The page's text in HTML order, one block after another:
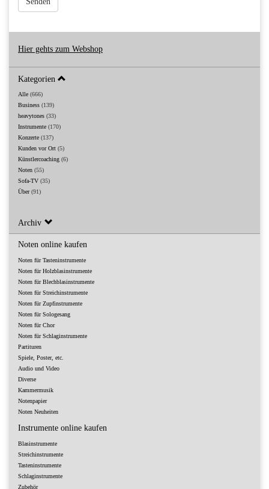
Hier gehts zum Webshop
Kategorien
Alle (666)
Business (139)
heavytones (33)
Instrumente (170)
Konzerte (137)
Kunden vor Ort (5)
Künstlercoaching (6)
Noten (55)
Sofa-TV (35)
Über(91)
Archiv
Noten online kaufen
Noten für Tasteninstrumente
Noten für Holzblasinstrumente
Noten für Blechblasinstrumente
Noten für Streichinstrumente
Noten für Zupfinstrumente
Noten für Sologesang
Noten für Chor
Noten für Schlaginstrumente
Partituren
Spiele, Poster, etc.
Audio und Video
Diverse
Kammermusik
Notenpapier
Noten Neuheiten
Instrumente online kaufen
Blasinstrumente
Streichinstrumente
Tasteninstrumente
Schlaginstrumente
Zubehör